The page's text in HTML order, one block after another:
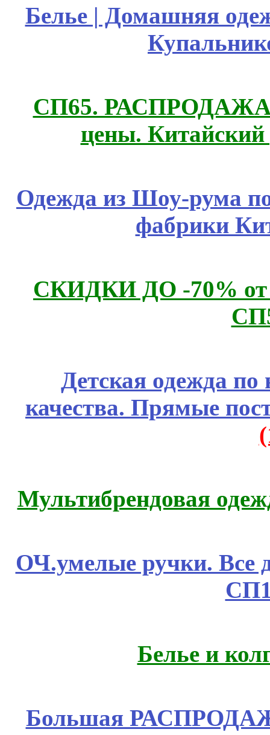
Белье | Домашняя
СП65. РАСПРОДАЖА!
цены.
Одежда из Шоу-рума
фабрики
СКИДКИ ДО -70%
Детская одежда
качества. Прямые
Мультибрендовая
ОЧ.умелые ручки. Все
Белье и
Большая